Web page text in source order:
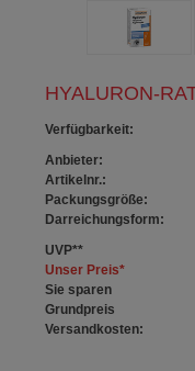
HYALURON-
Verfügbarkeit:
Anbieter:
Artikelnr.:
Packungsgröße:
Darreichungsform:
UVP**
Unser Preis*
Sie sparen
Grundpreis
Versandkosten: